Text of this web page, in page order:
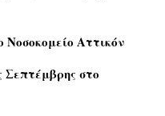
Αττικόν
Σεπτέμβρης στο